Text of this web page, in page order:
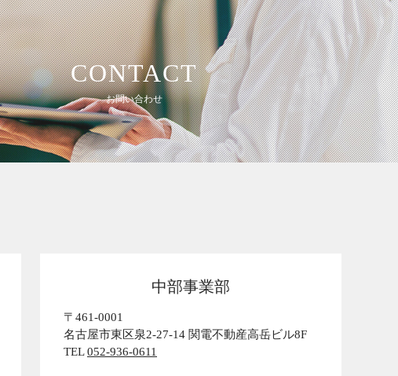
CONTACT
お問い合わせ
中部事業部
〒461-0001
名古屋市東区泉2-27-14 関電不動産高岳ビル8F
TEL052-936-0611